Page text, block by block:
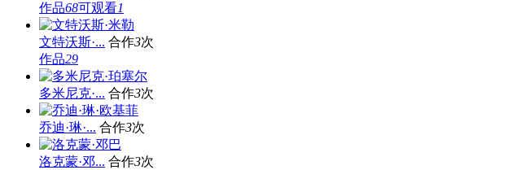
作品68可观看1
文特沃斯·... 合作3次
作品29
多米尼克·... 合作3次
乔迪·琳·... 合作3次
洛克蒙·邓... 合作3次